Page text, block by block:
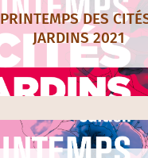
PRINTEMPS DES
JARDINS 2021